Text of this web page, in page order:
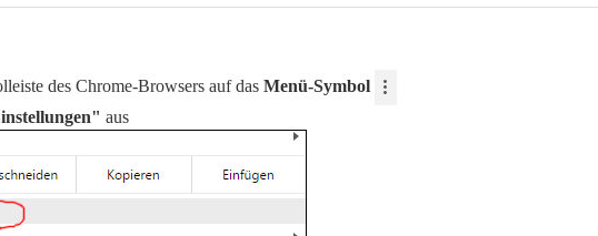
des Chrome-Browsers auf das Menü-Symbol
aus